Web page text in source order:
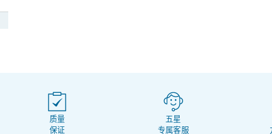
质量
保证
五星
专属客服